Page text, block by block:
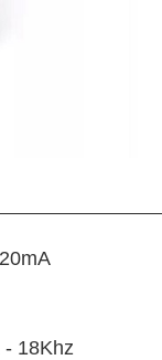
- 18Khz